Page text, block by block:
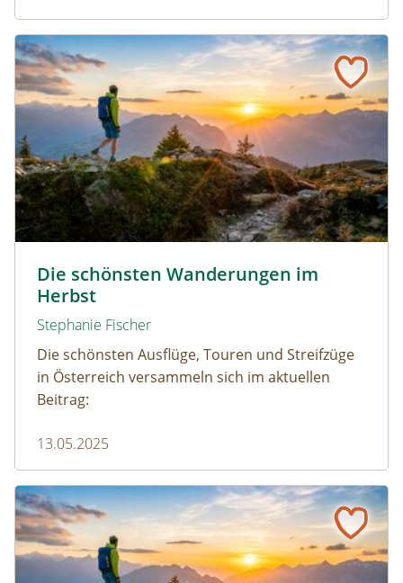
Die schönsten Wanderungen im
Herbst
Stephanie Fischer
Die schönsten Ausflüge, Touren und Streifzüge
in Österreich versammeln sich im aktuellen
Beitrag:
13.05.2025
Die schönsten Wanderungen im Herbst
Wandern im Herbst: die 10 schönsten Naturerlebnisse